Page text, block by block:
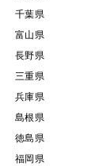
千葉県
富山県
長野県
三重県
兵庫県
島根県
徳島県
福岡県